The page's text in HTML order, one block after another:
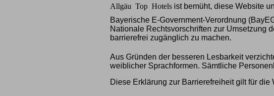
Allgäu Top Hotels ist bemüht, diese Website
Bayerische E-Government-Verordnung
Nationale Rechtsvorschriften zur Umsetzung
barrierefrei zugänglich zu machen.
Aus Gründen der besseren Lesbarkeit
weiblicher Sprachformen. Sämtliche
Diese Erklärung zur Barrierefreiheit gilt für
mark
key
to
get
the
keyboard
shortcuts
mark
key
to
the
keyboard
shortcuts
for